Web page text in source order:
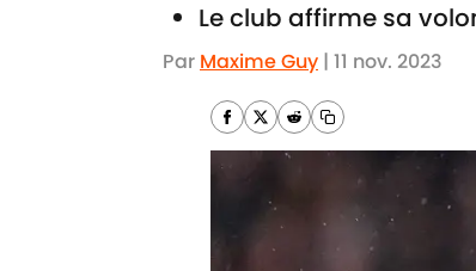
Le club affirme sa
Par Maxime Guy | 11 nov. 2023